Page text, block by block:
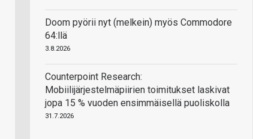
Doom pyörii nyt (melkein) myös Commodore
64:llä
3.8.2026
Counterpoint Research:
Mobiilijärjestelmäpiirien toimitukset laskivat
jopa 15 % vuoden ensimmäisellä puoliskolla
31.7.2026